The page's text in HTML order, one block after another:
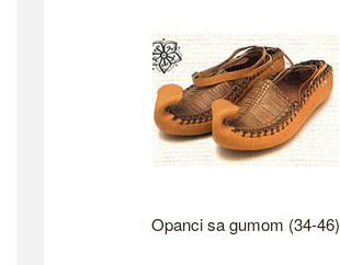
Opanci sa gumom (34-46)